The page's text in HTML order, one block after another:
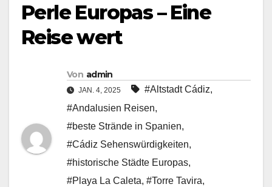
Perle Europas – Eine
Reise wert
Von admin
JAN. 4, 2025 #Altstadt Cádiz,
#Andalusien Reisen,
#beste Strände in Spanien,
#Cádiz Sehenswürdigkeiten,
#historische Städte Europas,
#Playa La Caleta, #Torre Tavira,